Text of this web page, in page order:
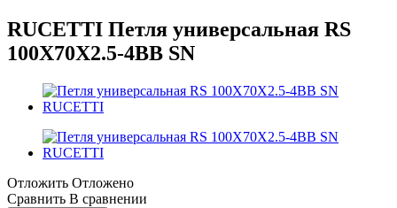
RUCETTI Петля универсальная RS
100X70X2.5-4BB SN
Отложить Отложено
Сравнить В сравнении